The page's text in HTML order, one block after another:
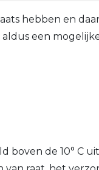
hebben en
een
de 10° C